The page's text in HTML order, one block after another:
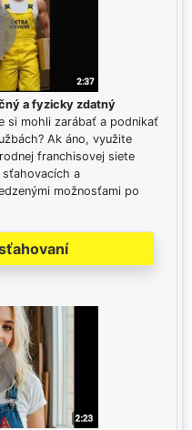
a fyzicky zdatný
si mohli zarábať a podnikať
Ak áno, využite
franchisovej siete
a
možnosťami po